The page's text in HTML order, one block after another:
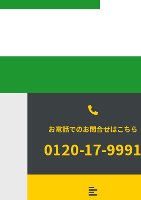
お電話でのお問合せはこちら
0120-17-9991